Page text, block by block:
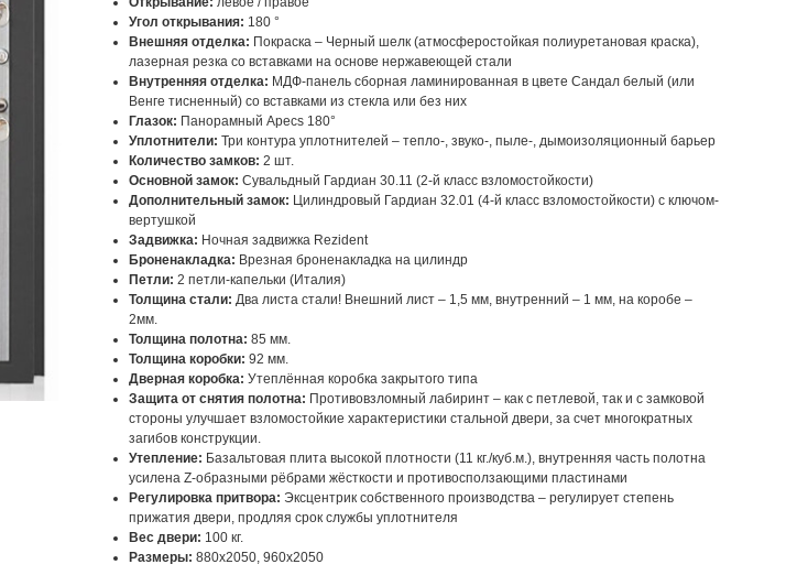
Угол открывания: 180 °
Внешняя отделка: Покраска – Черный шелк (атмосферостойкая полиуретановая краска),
лазерная резка со вставками на основе нержавеющей стали
Внутренняя отделка: МДФ-панель сборная ламинированная в цвете Сандал белый (или
Венге тисненный) со вставками из стекла или без них
Глазок: Панорамный Apecs 180°
Уплотнители: Три контура уплотнителей – тепло-, звуко-, пыле-, дымоизоляционный барьер
Количество замков: 2 шт.
Основной замок: Сувальдный Гардиан 30.11 (2-й класс взломостойкости)
Дополнительный замок: Цилиндровый Гардиан 32.01 (4-й класс взломостойкости) с ключом-
вертушкой
Задвижка: Ночная задвижка Rezident
Броненакладка: Врезная броненакладка на цилиндр
Петли: 2 петли-капельки (Италия)
Толщина стали: Два листа стали! Внешний лист – 1,5 мм, внутренний – 1 мм, на коробе –
2мм.
Толщина полотна: 85 мм.
Толщина коробки: 92 мм.
Дверная коробка: Утеплённая коробка закрытого типа
Защита от снятия полотна: Противовзломный лабиринт – как с петлевой, так и с замковой
стороны улучшает взломостойкие характеристики стальной двери, за счет многократных
загибов конструкции.
Утепление: Базальтовая плита высокой плотности (11 кг./куб.м.), внутренняя часть полотна
усилена Z-образными рёбрами жёсткости и противосползающими пластинами
Регулировка притвора: Эксцентрик собственного производства – регулирует степень
прижатия двери, продляя срок службы уплотнителя
Вес двери: 100 кг.
Размеры: 880х2050, 960х2050